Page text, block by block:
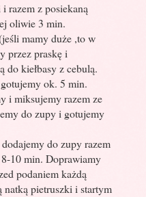
razem z posiekaną
oliwie 3 min.
mamy duże ,to w
przez praskę i
do kiełbasy z cebulą.
ok. 5 min.
i miksujemy razem ze
do zupy i gotujemy
do zupy razem
10 min. Doprawiamy
podaniem każdą
natką pietruszki i startym